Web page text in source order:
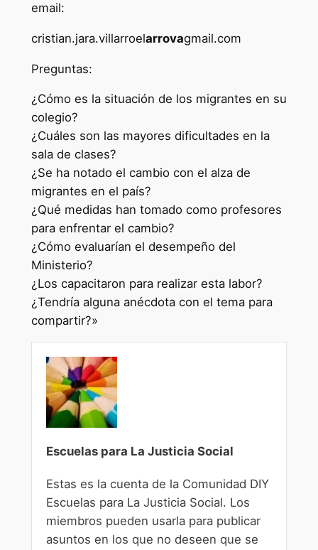
email:
cristian.jara.villarroelarrovagmail.com
Preguntas:
¿Cómo es la situación de los migrantes en su
colegio?
¿Cuáles son las mayores dificultades en la
sala de clases?
¿Se ha notado el cambio con el alza de
migrantes en el país?
¿Qué medidas han tomado como profesores
para enfrentar el cambio?
¿Cómo evaluarían el desempeño del
Ministerio?
¿Los capacitaron para realizar esta labor?
¿Tendría alguna anécdota con el tema para
compartir?»
Escuelas para La Justicia Social
Estas es la cuenta de la Comunidad DIY
Escuelas para La Justicia Social. Los
miembros pueden usarla para publicar
asuntos en los que no deseen que se